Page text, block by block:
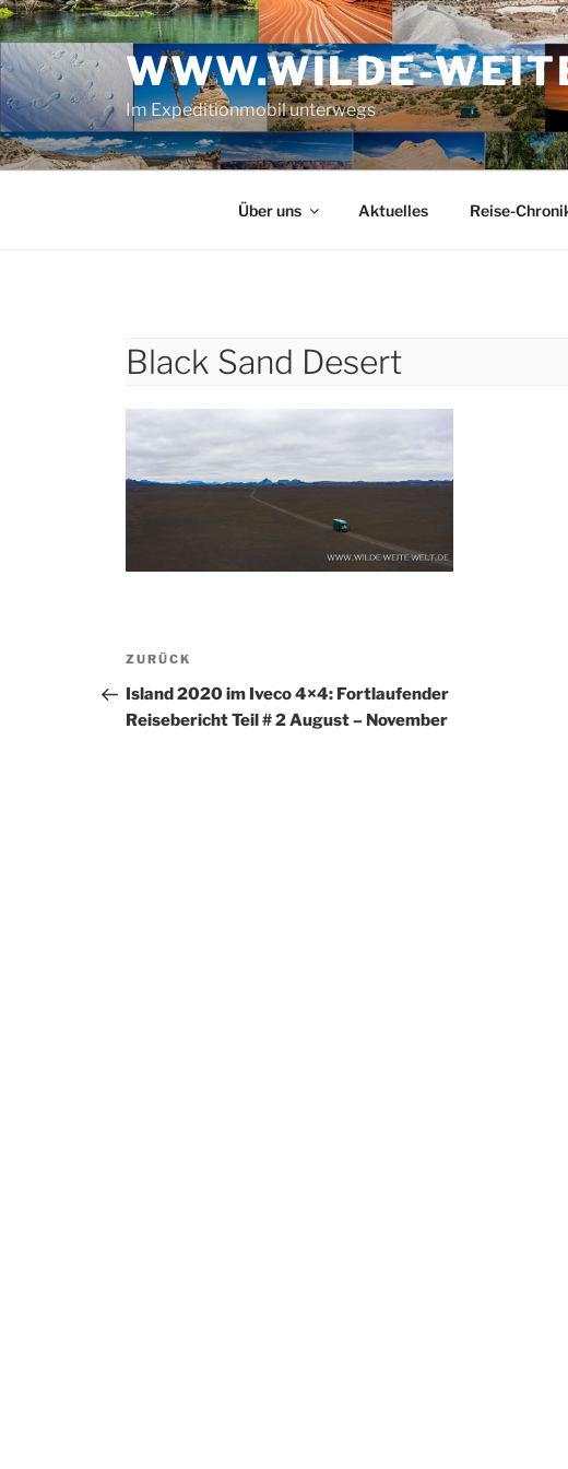
Zum
Inhalt
springen
WWW.WILDE-
Im Expeditionmobil unterwegs
Über uns Aktuelles Reise-
Black Sand Desert
Beitragsnavigation
Vorheriger
Beitrag
ZURÜCK
Island 2020 im Iveco 4×4: Fortlaufender
Reisebericht Teil # 2 August – November